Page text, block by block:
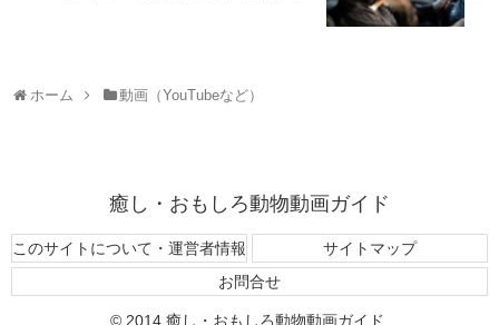
ホーム 動画（YouTubeなど）
癒し・おもしろ動物動画ガイド
このサイトについて・運営者情報
サイトマップ
お問合せ
© 2014 癒し・おもしろ動物動画ガイド.